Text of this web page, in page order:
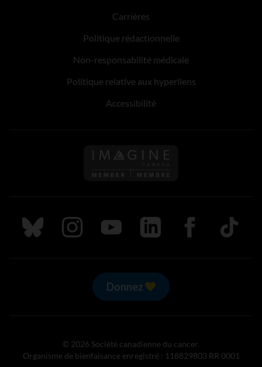
Carrières
Politique rédactionnelle
Non-responsabilité médicale
Politique relative aux hyperliens
Accessibilité
Suivez nous sur Bluesky
Suivez nous sur Instagram
Suivez nous sur Youtube
Suivez nous sur LinkedIn
Suivez nous sur
TikTok
Donnez
© 2026 Société canadienne du cancer.
Organisme de bienfaisance enregistré : 118829803 RR 0001